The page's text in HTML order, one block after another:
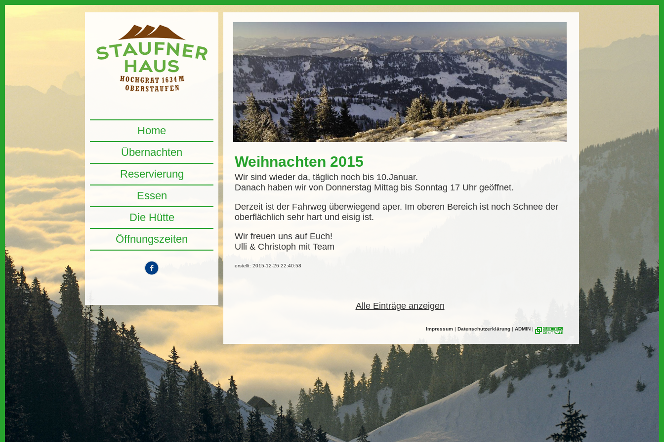
Home
Übernachten
Reservierung
Essen
Die Hütte
Öffnungszeiten
Weihnachten 2015
Wir sind wieder da, täglich noch bis 10.Januar.
Danach haben wir von Donnerstag Mittag bis Sonntag 17 Uhr geöffnet.
Derzeit ist der Fahrweg überwiegend aper. Im oberen Bereich ist noch Schnee der
oberflächlich sehr hart und eisig ist.
Wir freuen uns auf Euch!
Ulli & Christoph mit Team
erstellt: 2015-12-26 22:40:58
Alle Einträge anzeigen
Impressum | Datenschutzerklärung | ADMIN |